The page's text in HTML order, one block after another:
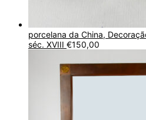
porcelana da China,
séc. XVIII €150,00